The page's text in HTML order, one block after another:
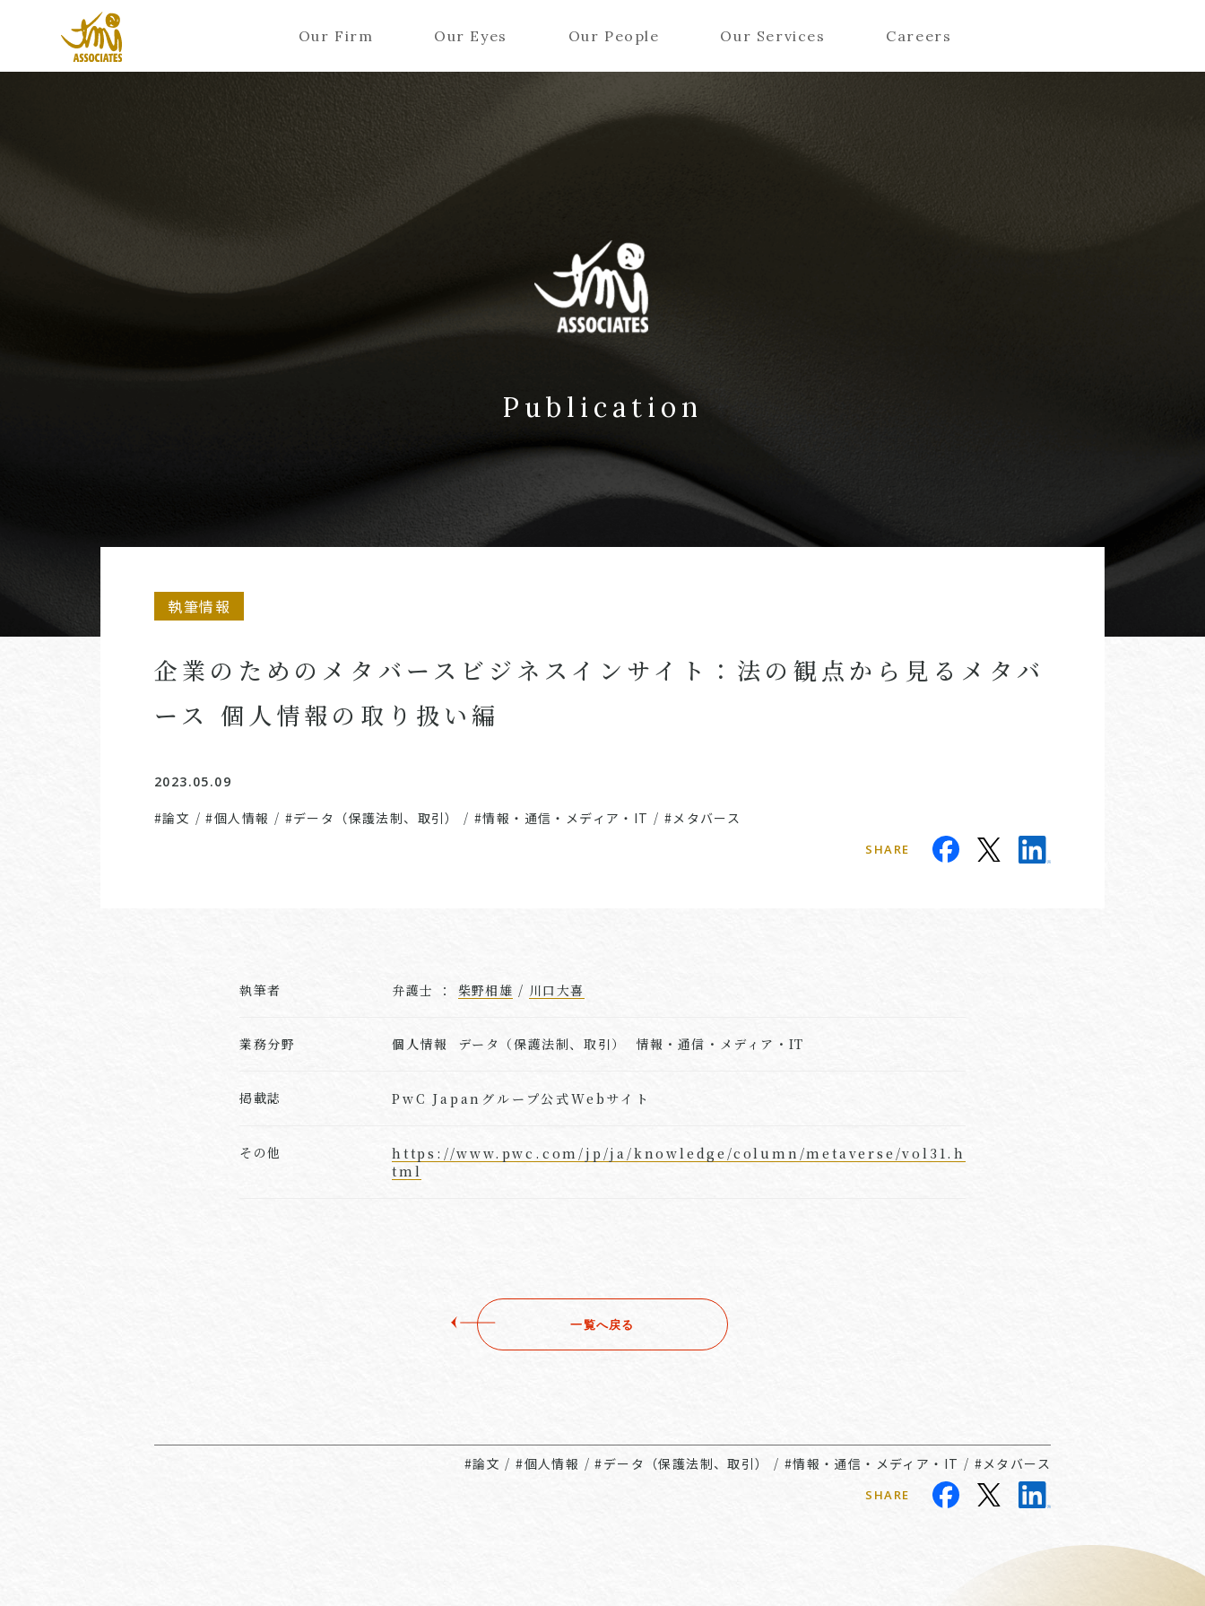
Our Firm Our Eyes Our People Our Services Careers
Publication
執筆情報
企業のためのメタバースビジネスインサイト：法の観点から見るメタバ
ース 個人情報の取り扱い編
2023.05.09
#論文 /#個人情報 / #データ（保護法制、取引） /#情報・通信・メディア・IT / #メタバース
SHARE
執筆者 弁護士 ： 柴野相雄 / 川口大喜
業務分野 個人情報 データ（保護法制、取引） 情報・通信・メディア・IT
掲載誌 PwC Japanグループ公式Webサイト
その他
https://www.pwc.com/jp/ja/knowledge/column/metaverse/vol31.h
tml
一覧へ戻る
#論文 /#個人情報 /#データ（保護法制、取引） / #情報・通信・メディア・IT / #メタバース
SHARE